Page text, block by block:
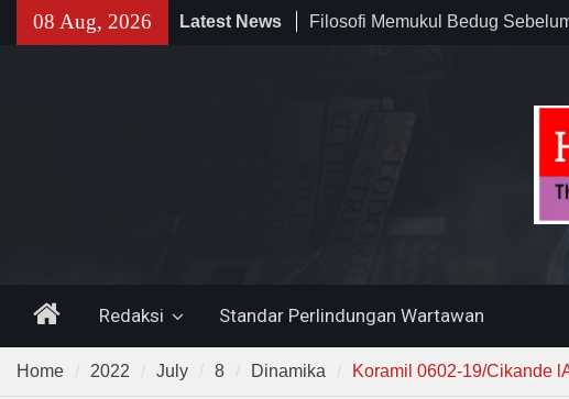
08 Aug, 2026 Latest News
Filosofi Memukul Bedug
Narkoba di Sekolah Kebayoran
Lama, DPR Minta Diusut Tuntas
HomeRedaksi Standar Perlindungan Wartawan
Home 2022 July 8 Dinamika Koramil 0602-19/Cikande